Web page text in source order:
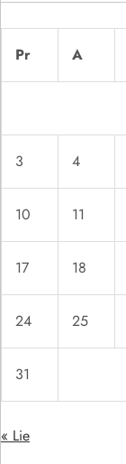
a
š
Pr
A
3 4
10 11
17 18
24 25
31
« Lie